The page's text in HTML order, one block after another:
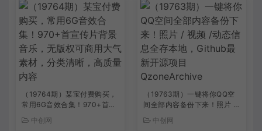
（19764期）某宝付费购买，
常用6G音效合集！970+首宣
传片背景音乐，无版权可商用
大气素材，分类清晰，高质量
中创网
（19763期）一键将你QQ空
间全部内容备份下来！照片 /
视频 /动态信息全存本地，Git
hub最新开源项目 QzoneArc
中创网